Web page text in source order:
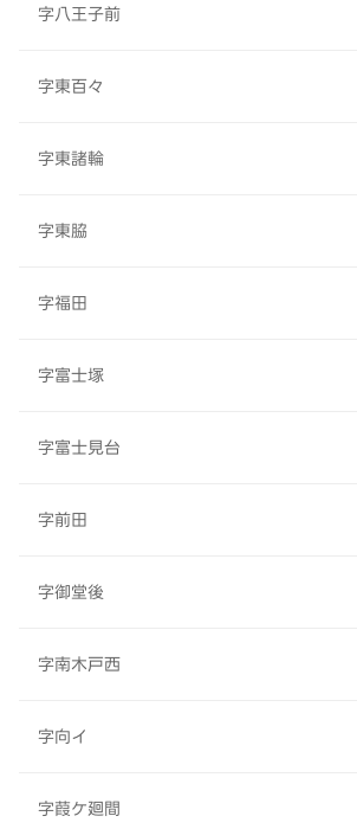
字八王子前
字東百々
字東諸輪
字東脇
字福田
字富士塚
字富士見台
字前田
字御堂後
字南木戸西
字向イ
字葭ケ廻間